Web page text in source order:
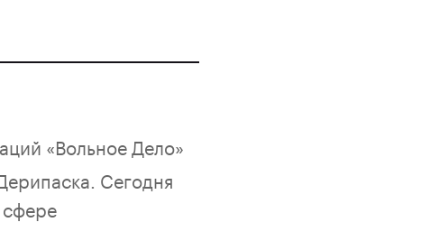
«Вольное Дело»
Сегодня